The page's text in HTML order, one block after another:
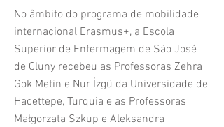
No âmbito do programa de mobilidade
internacional Erasmus+, a Escola
Superior de Enfermagem de São José
de Cluny recebeu as Professoras Zehra
Gok Metin e Nur İzgü da Universidade de
Hacettepe, Turquia e as Professoras
Małgorzata Szkup e Aleksandra